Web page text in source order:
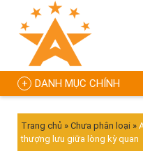
DANH MỤC CHÍNH
Trang chủ » Chưa phân loại »
thượng lưu giữa lòng kỳ quan